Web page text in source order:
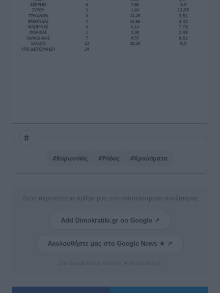
#Κορωνοϊός #Ρόδος #Κρούσματα
Δείτε περισσότερα άρθρα μας στα αποτελέσματα αναζήτησης
Add Dimokratiki.gr on Google ↗
Ακολουθήστε μας στο Google News ★ ↗